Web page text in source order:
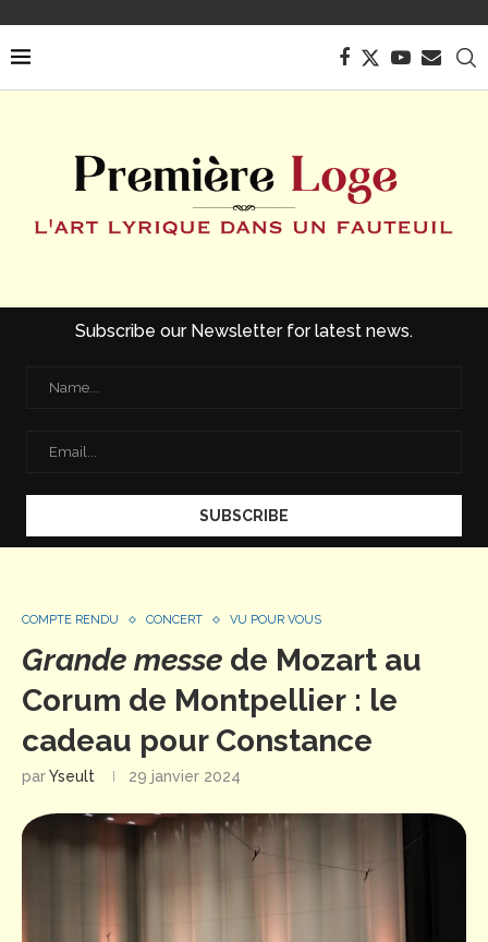
Subscribe our Newsletter for latest news.
COMPTE RENDU CONCERT VU POUR VOUS
Grande messe de Mozart au
Corum de Montpellier : le
cadeau pour Constance
parYseult 29 janvier 2024